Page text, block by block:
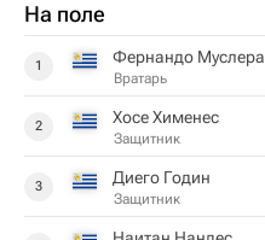
На поле
1 Фернандо Муслера
Вратарь
2 Хосе Хименес
Защитник
3 Диего Годин
Защитник